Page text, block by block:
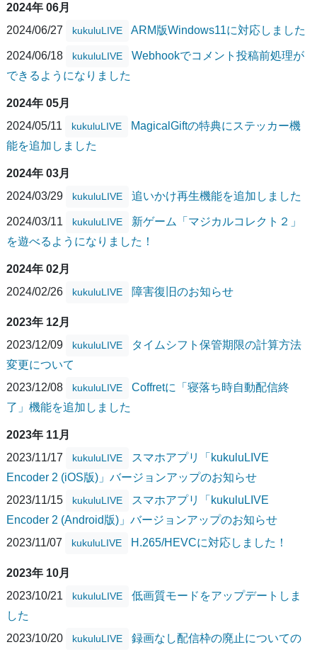
2024年 06月
2024/06/27
kukuluLIVE ARM版Windows11に対応しました
2024/06/18 kukuluLIVE
Webhookでコメント投稿前処理が
できるようになりました
2024年 05月
2024/05/11
kukuluLIVE
MagicalGiftの特典にステッカー機
能を追加しました
2024年 03月
2024/03/29
kukuluLIVE 追いかけ再生機能を追加しました
2024/03/11 kukuluLIVE
新ゲーム「マジカルコレクト２」
を遊べるようになりました！
2024年 02月
2024/02/26
kukuluLIVE 障害復旧のお知らせ
2023年 12月
2023/12/09
kukuluLIVE
タイムシフト保管期限の計算方法
変更について
2023/12/08
kukuluLIVE
Coffretに「寝落ち時自動配信終
了」機能を追加しました
2023年 11月
2023/11/17
kukuluLIVE
スマホアプリ「kukuluLIVE
Encoder 2 (iOS版)」バージョンアップのお知らせ
2023/11/15
kukuluLIVE
スマホアプリ「kukuluLIVE
Encoder 2 (Android版)」バージョンアップのお知らせ
2023/11/07
kukuluLIVE H.265/HEVCに対応しました！
2023年 10月
2023/10/21
kukuluLIVE
低画質モードをアップデートしま
した
2023/10/20
kukuluLIVE
録画なし配信枠の廃止についての